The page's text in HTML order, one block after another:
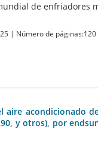
de enfriadores
| Número de páginas:120
aire acondicionado
290, y otros), por